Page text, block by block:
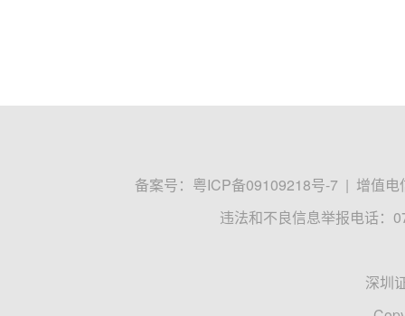
备案号： 粤ICP备09109218号-7 | 增值电
违法和不良信息举报电话：
深圳